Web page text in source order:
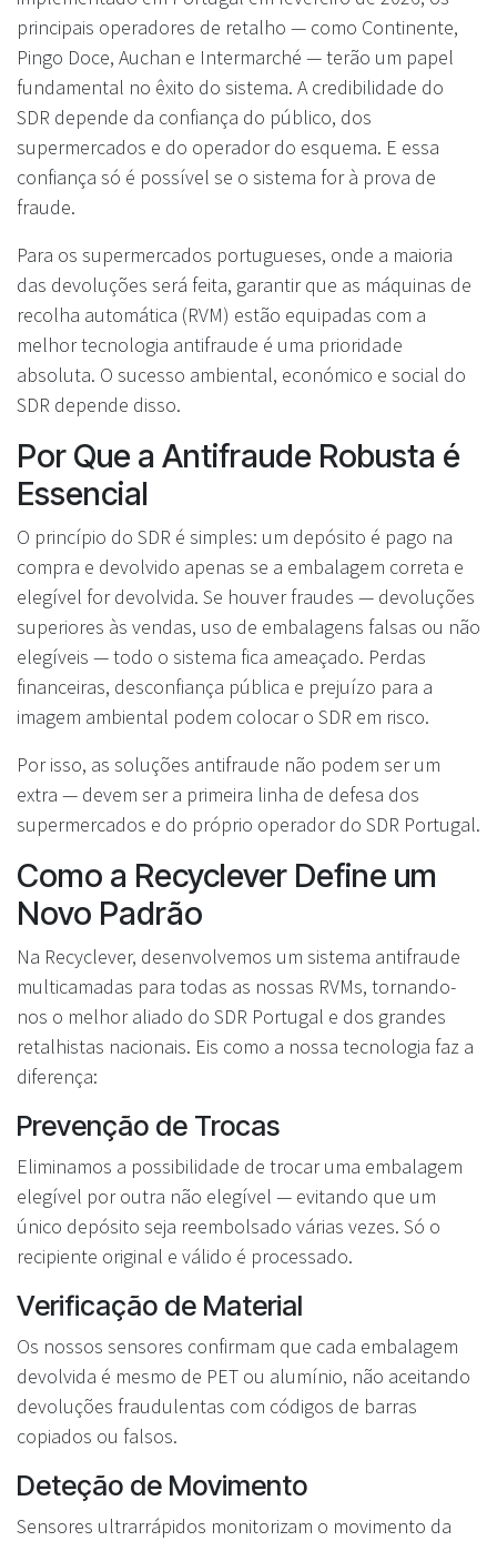
principais operadores de retalho — como Continente,
Pingo Doce, Auchan e Intermarché — terão um papel
fundamental no êxito do sistema. A credibilidade do
SDR depende da confiança do público, dos
supermercados e do operador do esquema. E essa
confiança só é possível se o sistema for à prova de
fraude.
Para os supermercados portugueses, onde a maioria
das devoluções será feita, garantir que as máquinas de
recolha automática (RVM) estão equipadas com a
melhor tecnologia antifraude é uma prioridade
absoluta. O sucesso ambiental, económico e social do
SDR depende disso.
Por Que a Antifraude Robusta é
Essencial
O princípio do SDR é simples: um depósito é pago na
compra e devolvido apenas se a embalagem correta e
elegível for devolvida. Se houver fraudes — devoluções
superiores às vendas, uso de embalagens falsas ou não
elegíveis — todo o sistema fica ameaçado. Perdas
financeiras, desconfiança pública e prejuízo para a
imagem ambiental podem colocar o SDR em risco.
Por isso, as soluções antifraude não podem ser um
extra — devem ser a primeira linha de defesa dos
supermercados e do próprio operador do SDR Portugal.
Como a Recyclever Define um
Novo Padrão
Na Recyclever, desenvolvemos um sistema antifraude
multicamadas para todas as nossas RVMs, tornando-
nos o melhor aliado do SDR Portugal e dos grandes
retalhistas nacionais. Eis como a nossa tecnologia faz a
diferença:
Prevenção de Trocas
Eliminamos a possibilidade de trocar uma embalagem
elegível por outra não elegível — evitando que um
único depósito seja reembolsado várias vezes. Só o
recipiente original e válido é processado.
Verificação de Material
Os nossos sensores confirmam que cada embalagem
devolvida é mesmo de PET ou alumínio, não aceitando
devoluções fraudulentas com códigos de barras
copiados ou falsos.
Deteção de Movimento
Sensores ultrarrápidos monitorizam o movimento da